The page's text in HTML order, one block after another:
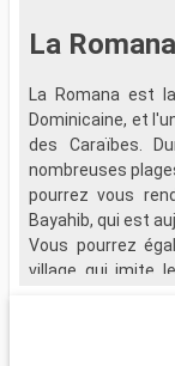
La Romana
La Romana est
Dominicaine, et
des Caraïbes.
nombreuses
pourrez vous
Bayahib, qui est
Vous pourrez
village qui imite